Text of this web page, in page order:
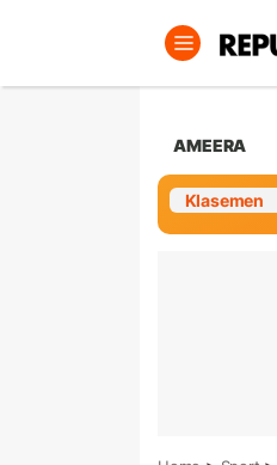
AMEERA
Klasemen